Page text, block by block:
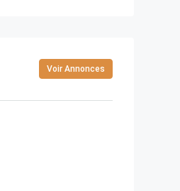
Voir Annonces